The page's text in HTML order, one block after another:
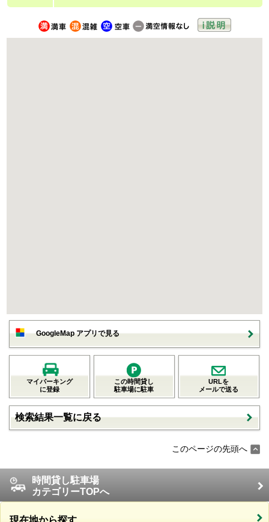
GoogleMap アプリで見る
マイパーキング
に登録
この時間貸し
駐車場に駐車
URLを
メールで送る
検索結果一覧に戻る
このページの先頭へ
時間貸し駐車場
カテゴリーTOPへ
現在地から探す